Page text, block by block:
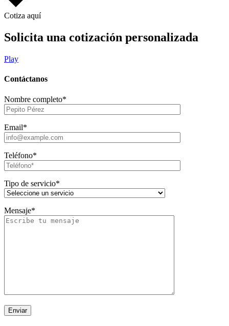
Cotiza aquí
Solicita una cotización personalizada
Play
Contáctanos
Nombre completo*
Email*
Teléfono*
Tipo de servicio*
Mensaje*